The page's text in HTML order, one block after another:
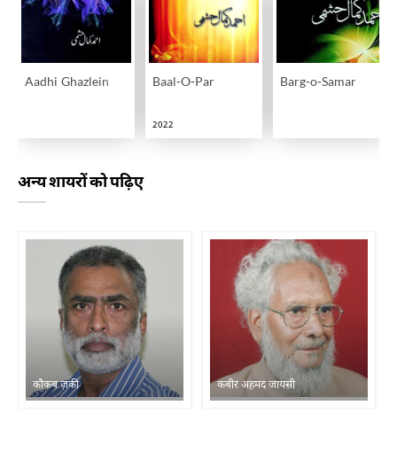
Aadhi Ghazlein Baal-O-Par
2022
Barg-o-Samar
अन्य शायरों को पढ़िए
काैकब ज़की कबीर अहमद जायसी